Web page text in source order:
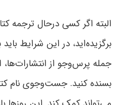
البته اگر کسی درحال ترجمه
برگزیده‌اید، در این شرایط
جمله پرس‌وجو از
بسنده کنید. جست‌وجوی نام